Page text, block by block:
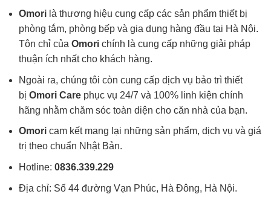
Omori là thương hiệu cung cấp các sản phẩm thiết bị
phòng tắm, phòng bếp và gia dụng hàng đầu tại Hà Nội.
Tôn chỉ của Omorichính là cung cấp những giải pháp
thuận ích nhất cho khách hàng.
Ngoài ra, chúng tôi còn cung cấp dịch vụ bảo trì thiết
bị Omori Carephục vụ 24/7 và 100% linh kiện chính
hãng nhằm chăm sóc toàn diện cho căn nhà của bạn.
Omoricam kết mang lại những sản phẩm, dịch vụ và giá
trị theo chuẩn Nhật Bản.
Hotline: 0836.339.229
Địa chỉ: Số 44 đường Vạn Phúc, Hà Đông, Hà Nội.